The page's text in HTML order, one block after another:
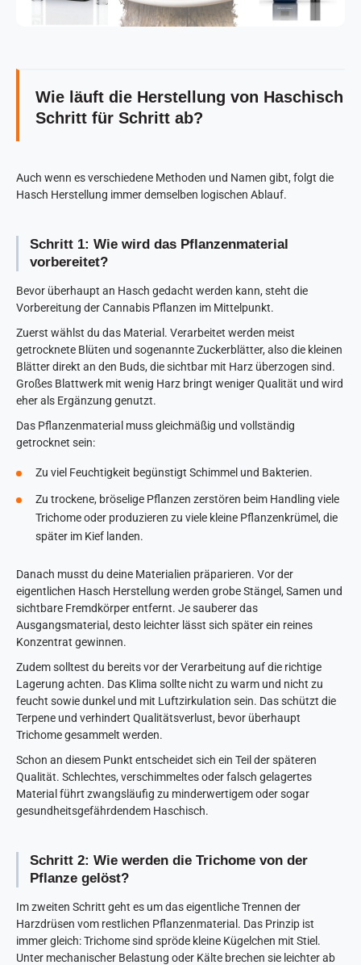
Wie läuft die Herstellung von Haschisch
Schritt für Schritt ab?
Auch wenn es verschiedene Methoden und Namen gibt, folgt die
Hasch Herstellung immer demselben logischen Ablauf.
Schritt 1: Wie wird das Pflanzenmaterial
vorbereitet?
Bevor überhaupt an Hasch gedacht werden kann, steht die
Vorbereitung der Cannabis Pflanzen im Mittelpunkt.
Zuerst wählst du das Material. Verarbeitet werden meist
getrocknete Blüten und sogenannte Zuckerblätter, also die kleinen
Blätter direkt an den Buds, die sichtbar mit Harz überzogen sind.
Großes Blattwerk mit wenig Harz bringt weniger Qualität und wird
eher als Ergänzung genutzt.
Das Pflanzenmaterial muss gleichmäßig und vollständig
getrocknet sein:
Zu viel Feuchtigkeit begünstigt Schimmel und Bakterien.
Zu trockene, bröselige Pflanzen zerstören beim Handling viele
Trichome oder produzieren zu viele kleine Pflanzenkrümel, die
später im Kief landen.
Danach musst du deine Materialien präparieren. Vor der
eigentlichen Hasch Herstellung werden grobe Stängel, Samen und
sichtbare Fremdkörper entfernt. Je sauberer das
Ausgangsmaterial, desto leichter lässt sich später ein reines
Konzentrat gewinnen.
Zudem solltest du bereits vor der Verarbeitung auf die richtige
Lagerung achten. Das Klima sollte nicht zu warm und nicht zu
feucht sowie dunkel und mit Luftzirkulation sein. Das schützt die
Terpene und verhindert Qualitätsverlust, bevor überhaupt
Trichome gesammelt werden.
Schon an diesem Punkt entscheidet sich ein Teil der späteren
Qualität. Schlechtes, verschimmeltes oder falsch gelagertes
Material führt zwangsläufig zu minderwertigem oder sogar
gesundheitsgefährdendem Haschisch.
Schritt 2: Wie werden die Trichome von der
Pflanze gelöst?
Im zweiten Schritt geht es um das eigentliche Trennen der
Harzdrüsen vom restlichen Pflanzenmaterial. Das Prinzip ist
immer gleich: Trichome sind spröde kleine Kügelchen mit Stiel.
Unter mechanischer Belastung oder Kälte brechen sie leichter ab